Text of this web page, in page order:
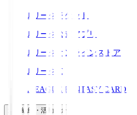
Ｊリーグチケット
Ｊリーグ公式アプリ
Ｊリーグオンラインストア
ＪリーグID
J.LEAGUE FANTASY CARD
運営組織・活動紹介